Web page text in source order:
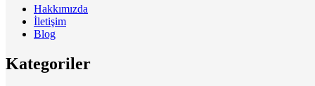
Hakkımızda
İletişim
Blog
Kategoriler